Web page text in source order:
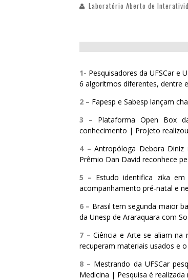
Laboratório Aberto de
1- Pesquisadores da UFSCar
6 algoritmos diferentes, dentre
2 – Fapesp e Sabesp lançam
3 – Plataforma Open Box
conhecimento | Projeto
4 –Antropóloga Debora
Prêmio Dan David reconhece
5 – Estudo identifica zika
acompanhamento pré-natal e
6 – Brasil tem segunda maior
da Unesp de Araraquara com
7 –Ciência e Arte se aliam na
recuperam materiais usados e
8 – Mestrando da UFSCar
Medicina | Pesquisa é